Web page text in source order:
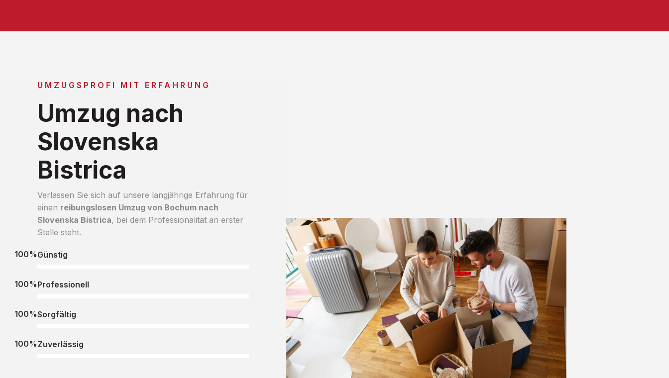
UMZUGSPROFI MIT ERFAHRUNG
Umzug nach
Slovenska
Bistrica
Verlassen Sie sich auf unsere langjährige Erfahrung für
einen reibungslosen Umzug von Bochum nach
Slovenska Bistrica, bei dem Professionalität an erster
Stelle steht.
Günstig
100%
Professionell
100%
Sorgfältig
100%
Zuverlässig
100%